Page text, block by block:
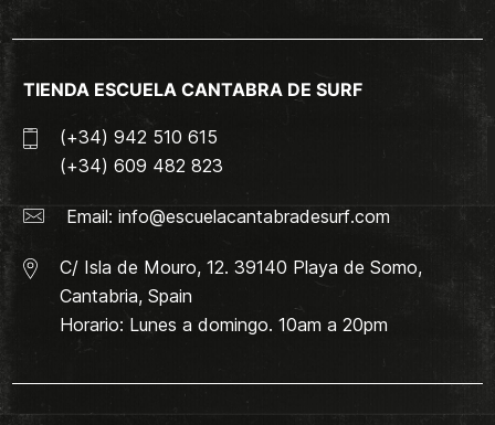
TIENDA ESCUELA CANTABRA DE SURF
(+34) 942 510 615
(+34) 609 482 823
Email: info@escuelacantabradesurf.com
C/ Isla de Mouro, 12. 39140 Playa de Somo,
Cantabria, Spain
Horario: Lunes a domingo. 10am a 20pm